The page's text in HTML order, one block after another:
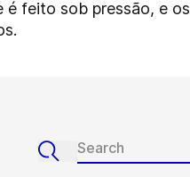
é feito sob pressão, e os